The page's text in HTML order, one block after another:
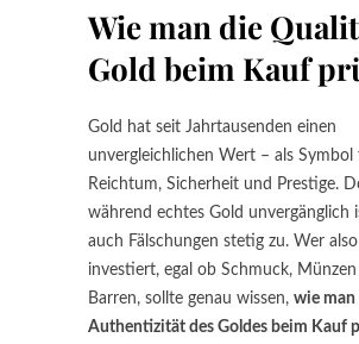
Wie man die
Gold beim Kauf
Gold hat seit Jahrtausenden einen
unvergleichlichen Wert – als Symbol
Reichtum, Sicherheit und Prestige.
während echtes Gold unvergänglich
auch Fälschungen stetig zu. Wer
investiert, egal ob Schmuck,
Barren, sollte genau wissen, wie man
Authentizität des Goldes beim Kauf